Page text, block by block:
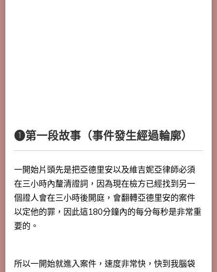
❶第一段故事（事件發生經過輪廓）
一開始片頭先是把亞德里安以及維吉妮亞律師必須
在三小時內釐清證詞，因為現在檢方已經找到另一
個證人會在三小時後開庭，會翻轉亞德里安的案件
以定他的罪，因此這180分鐘內的每分每秒是非常重
要的。
所以一開始就進入案件，速度非常快，快到我腦袋